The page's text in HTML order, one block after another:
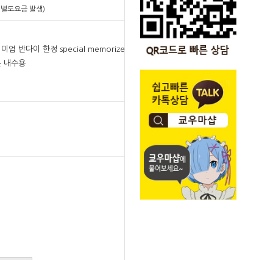
도요금 발생)
엄 반다이 한정 special memorize 오쟈마
내수용
129,000원
129,000원
SOLD OUT